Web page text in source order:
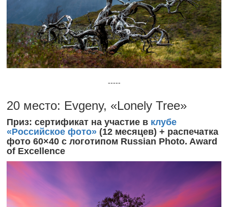
-----
20 место: Evgeny, «Lonely Tree»
Приз: сертификат на участие в клубе
«Российское фото» (12 месяцев) + распечатка
фото 60×40 с логотипом Russian Photo. Award
of Excellence